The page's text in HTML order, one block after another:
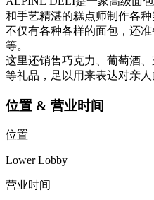
和手艺精湛的糕点师制作各种
不仅有各种各样的面包，还
等。
这里还销售巧克力、葡萄酒
等礼品，足以用来表达对亲人
位置 & 营业时间
位置
Lower Lobby
营业时间